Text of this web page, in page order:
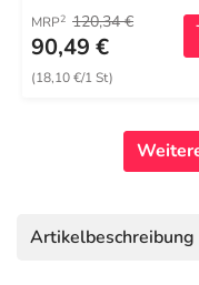
MRP2 120,34 €
90,49 €
(18,10 €/1 St)
Artikelbeschreibung